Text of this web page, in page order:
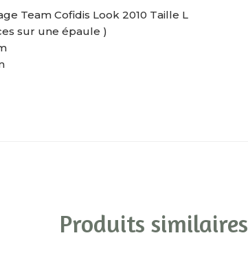
Team Cofidis Look 2010 Taille L
sur une épaule )
Produits similaires